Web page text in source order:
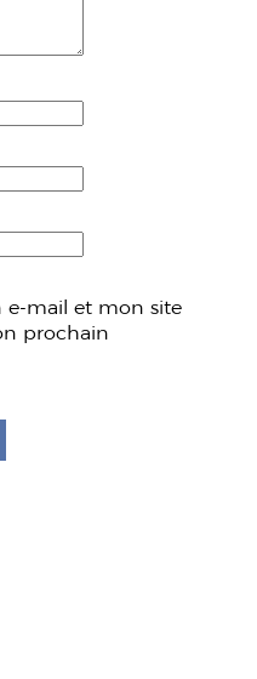
e-mail et mon site
prochain